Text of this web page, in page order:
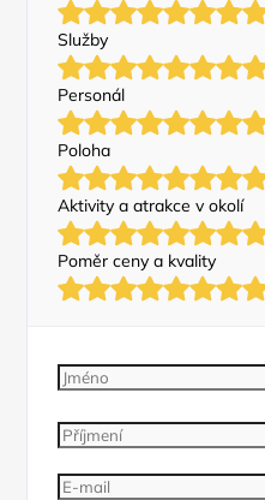
Služby
Personál
Poloha
Aktivity a atrakce v okolí
Poměr ceny a kvality